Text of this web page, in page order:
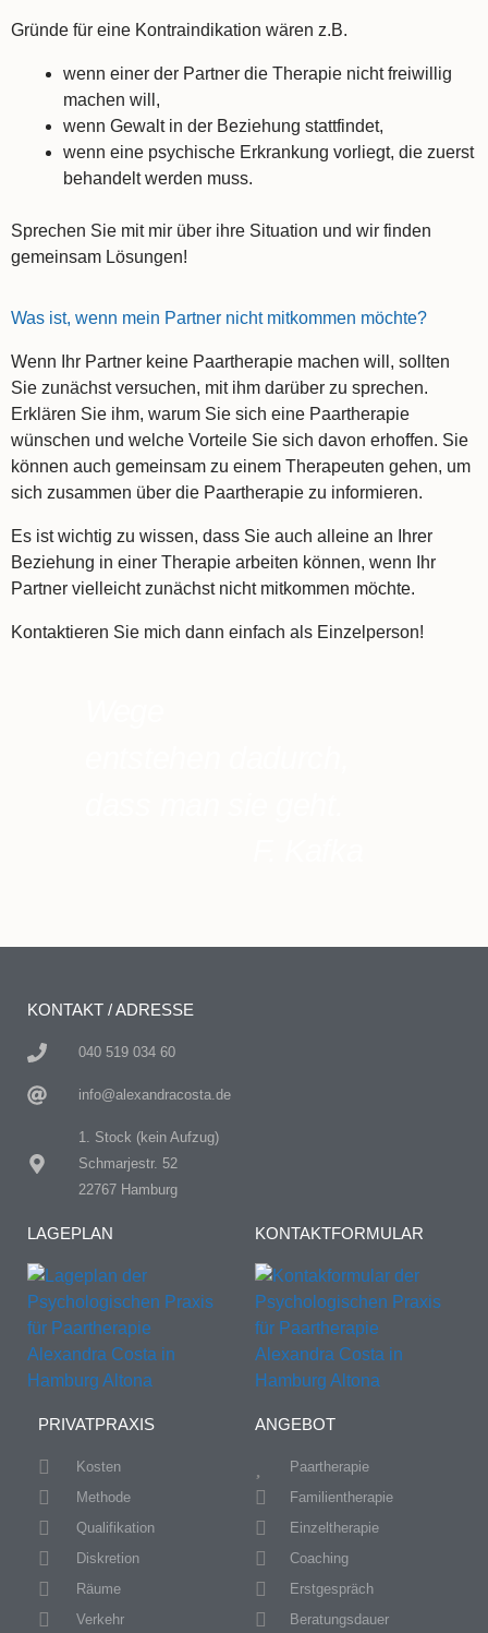
Gründe für eine Kontraindikation wären z.B.
wenn einer der Partner die Therapie nicht freiwillig
machen will,
wenn Gewalt in der Beziehung stattfindet,
wenn eine psychische Erkrankung vorliegt, die zuerst
behandelt werden muss.
Sprechen Sie mit mir über ihre Situation und wir finden
gemeinsam Lösungen!
Was ist, wenn mein Partner nicht mitkommen möchte?
Wenn Ihr Partner keine Paartherapie machen will, sollten
Sie zunächst versuchen, mit ihm darüber zu sprechen.
Erklären Sie ihm, warum Sie sich eine Paartherapie
wünschen und welche Vorteile Sie sich davon erhoffen. Sie
können auch gemeinsam zu einem Therapeuten gehen, um
sich zusammen über die Paartherapie zu informieren.
Es ist wichtig zu wissen, dass Sie auch alleine an Ihrer
Beziehung in einer Therapie arbeiten können, wenn Ihr
Partner vielleicht zunächst nicht mitkommen möchte.
Kontaktieren Sie mich dann einfach als Einzelperson!
KONTAKT / ADRESSE
040 519 034 60
info@alexandracosta.de
1. Stock (kein Aufzug)
Schmarjestr. 52
22767 Hamburg
LAGEPLAN KONTAKTFORMULAR
PRIVATPRAXIS
Kosten
Methode
Qualifikation
Diskretion
Räume
Verkehr
ANGEBOT
Paartherapie
Familientherapie
Einzeltherapie
Coaching
Erstgespräch
Beratungsdauer